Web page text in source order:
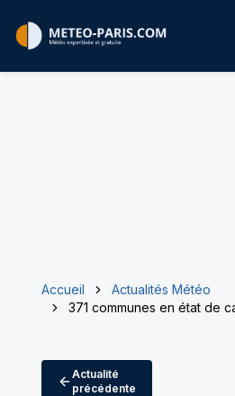
Accueil
Actualités Météo
371 communes en état de
Actualité
précédente